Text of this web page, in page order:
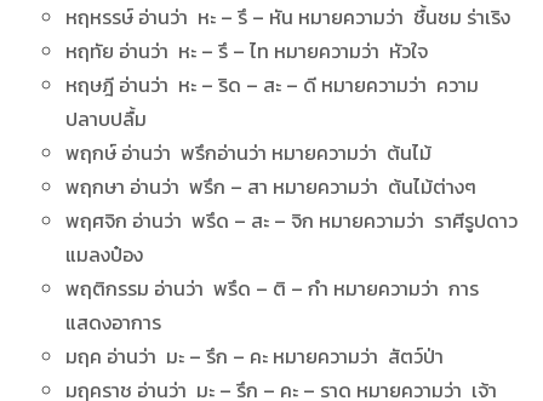
หฤหรรษ์ อ่านว่า หะ – รึ – หัน หมายความว่า ชื้นชม ร่าเริง
หฤทัย อ่านว่า หะ – รึ – ไท หมายความว่า หัวใจ
หฤษฎี อ่านว่า หะ – ริด – สะ – ดี หมายความว่า ความ
ปลาบปลื้ม
พฤกษ์ อ่านว่า พรึกอ่านว่า หมายความว่า ต้นไม้
พฤกษา อ่านว่า พรึก – สา หมายความว่า ต้นไม้ต่างๆ
พฤศจิก อ่านว่า พรึด – สะ – จิก หมายความว่า ราศีรูปดาว
แมลงป๋อง
พฤติกรรม อ่านว่า พรึด – ติ – กำ หมายความว่า การ
แสดงอาการ
มฤค อ่านว่า มะ – รึก – คะ หมายความว่า สัตว์ป่า
มฤคราช อ่านว่า มะ – รึก – คะ – ราด หมายความว่า เจ้า